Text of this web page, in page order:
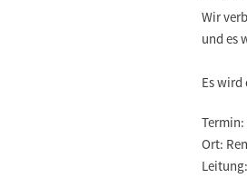
Wir
und es
Es
Termin:
Ort:
Leitung: